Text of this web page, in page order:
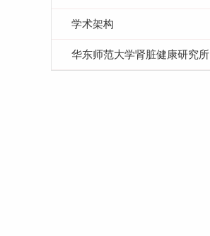
学术架构
华东师范大学肾脏健康研究所